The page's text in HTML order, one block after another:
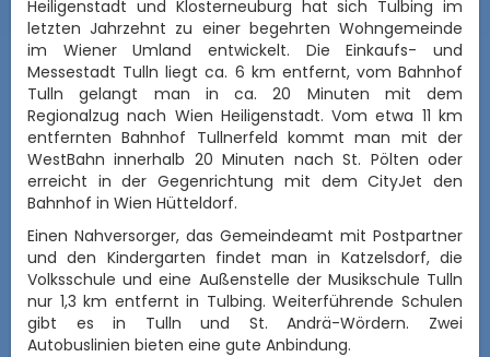
Heiligenstadt und Klosterneuburg hat sich Tulbing im
letzten Jahrzehnt zu einer begehrten Wohngemeinde
im Wiener Umland entwickelt. Die Einkaufs- und
Messestadt Tulln liegt ca. 6 km entfernt, vom Bahnhof
Tulln gelangt man in ca. 20 Minuten mit dem
Regionalzug nach Wien Heiligenstadt. Vom etwa 11 km
entfernten Bahnhof Tullnerfeld kommt man mit der
WestBahn innerhalb 20 Minuten nach St. Pölten oder
erreicht in der Gegenrichtung mit dem CityJet den
Bahnhof in Wien Hütteldorf.
Einen Nahversorger, das Gemeindeamt mit Postpartner
und den Kindergarten findet man in Katzelsdorf, die
Volksschule und eine Außenstelle der Musikschule Tulln
nur 1,3 km entfernt in Tulbing. Weiterführende Schulen
gibt es in Tulln und St. Andrä-Wördern. Zwei
Autobuslinien bieten eine gute Anbindung.